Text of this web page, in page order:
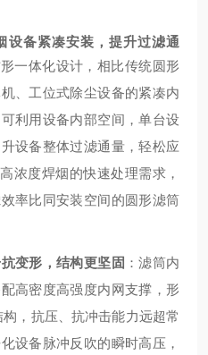
设备紧凑安装，提升过滤通
一体化设计，相比传统圆形
、工位式除尘设备的紧凑内
利用设备内部空间，单台设
设备整体过滤通量，轻松应
浓度焊烟的快速处理需求，
率比同安装空间的圆形滤筒
变形，结构更坚固 ：滤筒内
高密度高强度内网支撑，形
，抗压、抗冲击能力远超常
设备脉冲反吹的瞬时高压，